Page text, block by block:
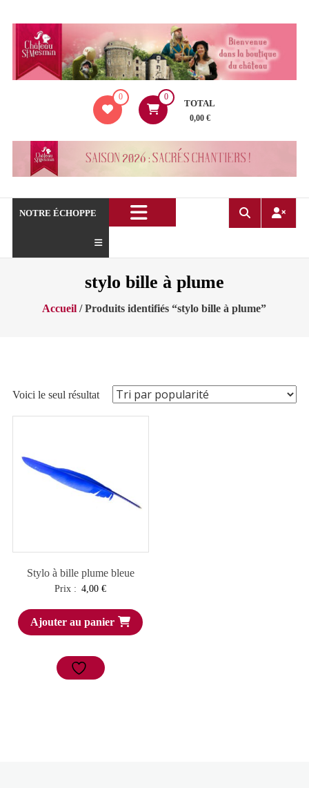
contenu
de
Mesmin
0 0
TOTAL
0,00 €
NOTRE ÉCHOPPE
stylo bille à plume
Accueil / Produits identifiés “stylo bille à plume”
Voici le seul résultat
Stylo à bille plume bleue
Prix : 4,00€
Ajouter au panier